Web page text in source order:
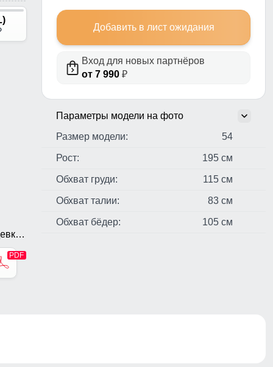
Добавить в лист ожидания
Вход для новых партнёров
от 7 990 ₽
Параметры модели на фото
Размер модели:
54
Рост: 195 см
Обхват груди: 115 см
Обхват талии: 83 см
Обхват бёдер: 105 см